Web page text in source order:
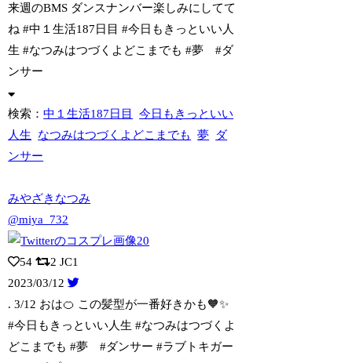
来週のBMS ダンスナンバー楽しみにしてて
ね #中１生活187日目 #今日もきっといい人
生 #なつみはつづくよどこまでも #夢 #ダ
ンサー
検索：中１生活187日目
今日もきっといい
人生
なつみはつづくよどこまでも 夢
ダ
ンサー
みやざきなつみ
@miya_732
54 2 JC1
2023/03/12
. 3/12 おは🍊 この髪型が一番好きかも🧡✨
#今日もきっといい人生 #なつみはつづくよ
どこまでも #夢 #ダンサー #ラブトキガー